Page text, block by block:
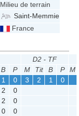
Milieu de terrain
Saint-Memmie
France
D2 - TF
B P M Tit B P M
1 0 3 2 1
0
2
0
2
0
0
0